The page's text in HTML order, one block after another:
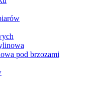
pod brzozami